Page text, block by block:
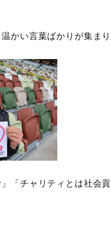
かい言葉ばかりが集まり
「チャリティとは社会貢